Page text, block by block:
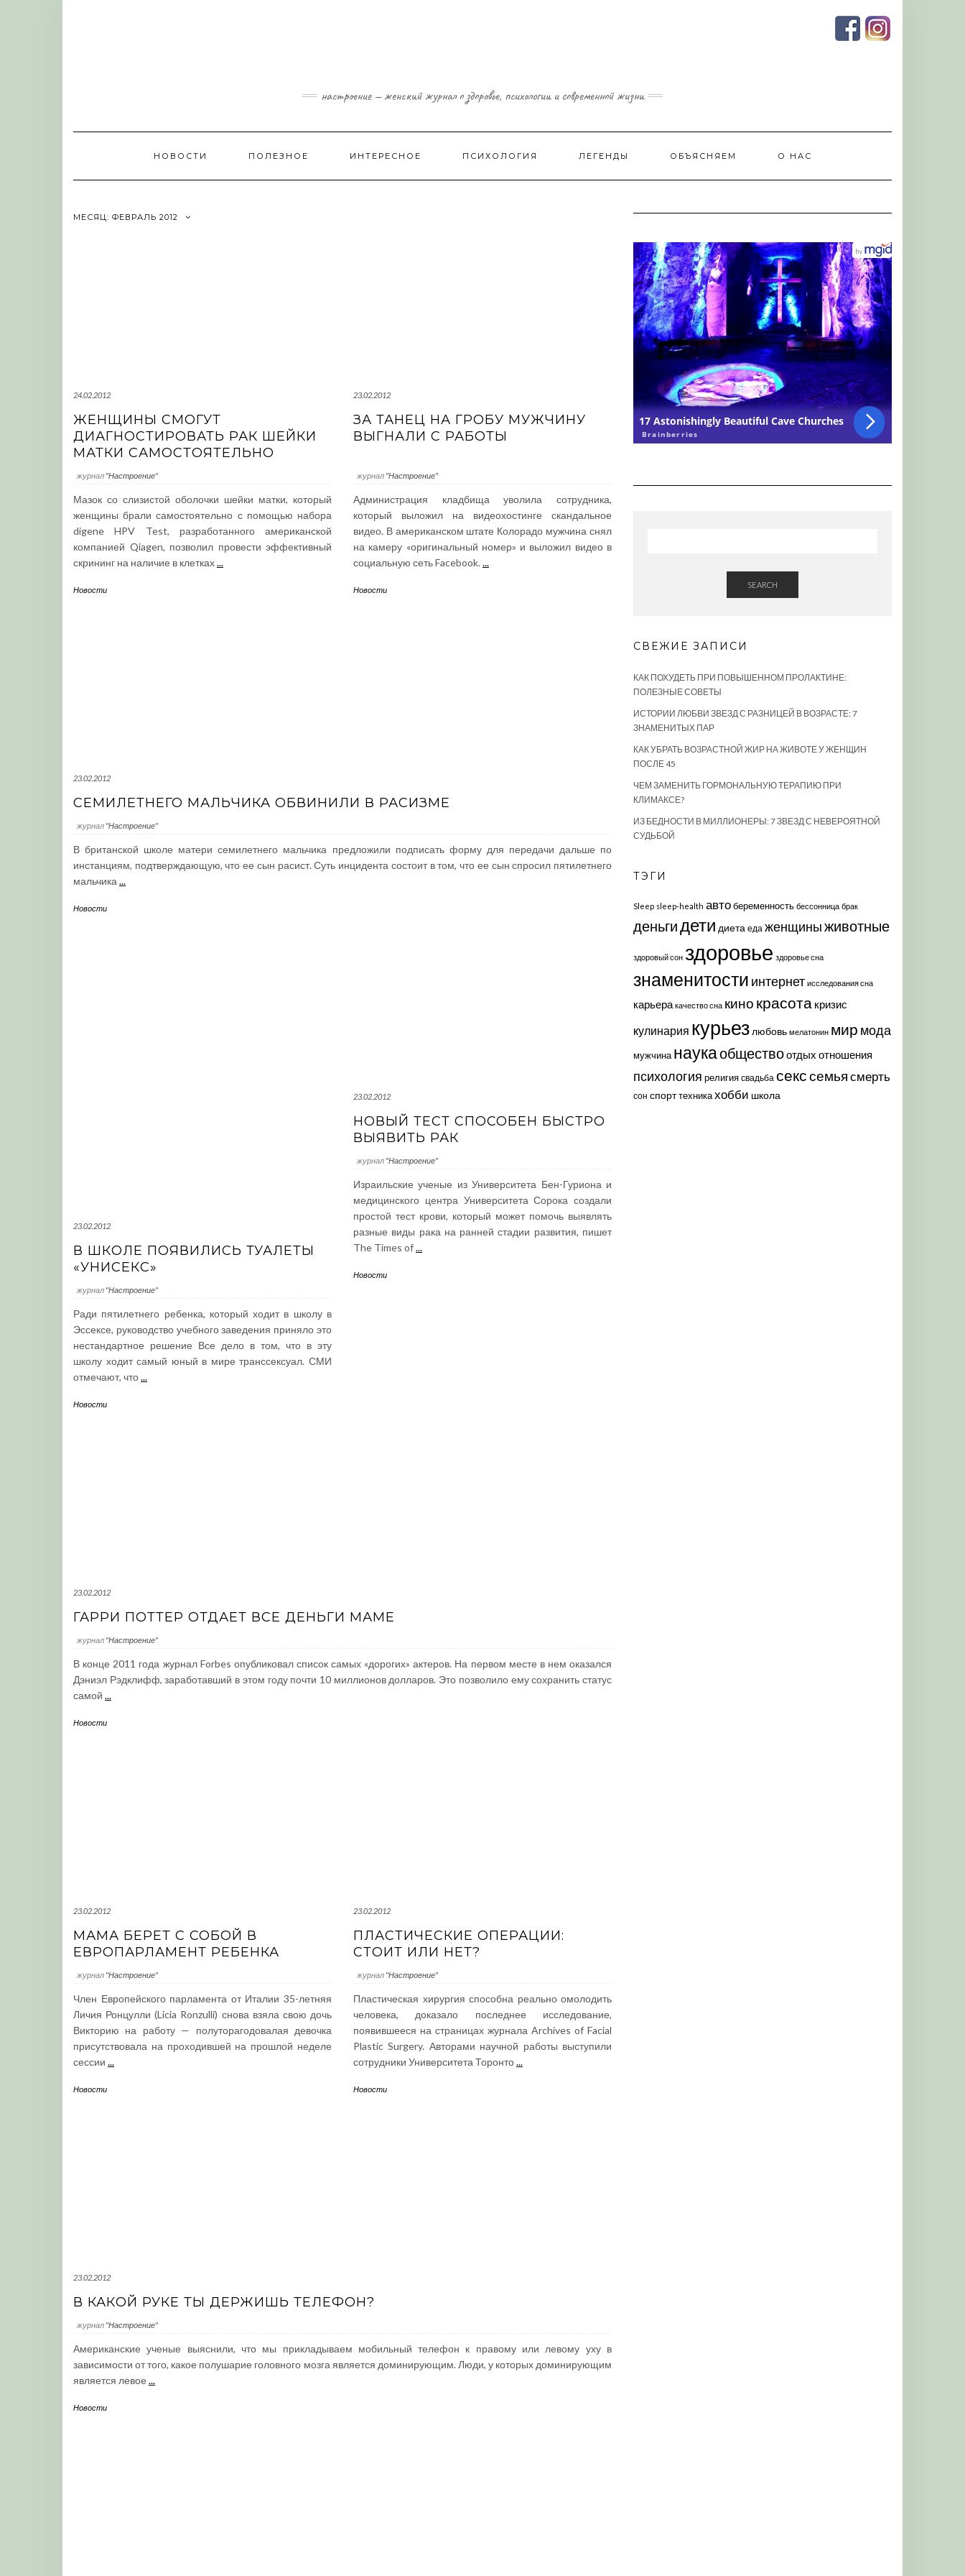
настроение — женский журнал о здоровье, психологии и современной жизни
НОВОСТИ ПОЛЕЗНОЕ ИНТЕРЕСНОЕ ПСИХОЛОГИЯ ЛЕГЕНДЫ ОБЪЯСНЯЕМ О НАС
МЕСЯЦ: ФЕВРАЛЬ 2012
24.02.2012
ЖЕНЩИНЫ СМОГУТ
ДИАГНОСТИРОВАТЬ РАК ШЕЙКИ
МАТКИ САМОСТОЯТЕЛЬНО
журнал "Настроение"
Мазок со слизистой оболочки шейки матки, который
женщины брали самостоятельно с помощью набора
digene HPV Test, разработанного американской
компанией Qiagen, позволил провести эффективный
скрининг на наличие в клетках...
Новости
23.02.2012
ЗА ТАНЕЦ НА ГРОБУ МУЖЧИНУ
ВЫГНАЛИ С РАБОТЫ
журнал "Настроение"
Администрация кладбища уволила сотрудника,
который выложил на видеохостинге скандальное
видео. В американском штате Колорадо мужчина снял
на камеру «оригинальный номер» и выложил видео в
социальную сеть Facebook....
Новости
23.02.2012
СЕМИЛЕТНЕГО МАЛЬЧИКА ОБВИНИЛИ В РАСИЗМЕ
журнал "Настроение"
В британской школе матери семилетнего мальчика предложили подписать форму для передачи дальше по
инстанциям, подтверждающую, что ее сын расист. Суть инцидента состоит в том, что ее сын спросил пятилетнего
мальчика ...
Новости
23.02.2012
В ШКОЛЕ ПОЯВИЛИСЬ ТУАЛЕТЫ
«УНИСЕКС»
журнал "Настроение"
Ради пятилетнего ребенка, который ходит в школу в
Эссексе, руководство учебного заведения приняло это
нестандартное решение Все дело в том, что в эту
школу ходит самый юный в мире транссексуал. СМИ
отмечают, что...
Новости
23.02.2012
НОВЫЙ ТЕСТ СПОСОБЕН БЫСТРО
ВЫЯВИТЬ РАК
журнал "Настроение"
Израильские ученые из Университета Бен-Гуриона и
медицинского центра Университета Сорока создали
простой тест крови, который может помочь выявлять
разные виды рака на ранней стадии развития, пишет
The Times of...
Новости
23.02.2012
ГАРРИ ПОТТЕР ОТДАЕТ ВСЕ ДЕНЬГИ МАМЕ
журнал "Настроение"
В конце 2011 года журнал Forbes опубликовал список самых «дорогих» актеров. На первом месте в нем оказался
Дэниэл Рэдклифф, заработавший в этом году почти 10 миллионов долларов. Это позволило ему сохранить статус
самой ...
Новости
23.02.2012
МАМА БЕРЕТ С СОБОЙ В
ЕВРОПАРЛАМЕНТ РЕБЕНКА
журнал "Настроение"
Член Европейского парламента от Италии 35-летняя
Личия Ронцулли (Licia Ronzulli) снова взяла свою дочь
Викторию на работу — полуторагодовалая девочка
присутствовала на проходившей на прошлой неделе
сессии ...
Новости
23.02.2012
ПЛАСТИЧЕСКИЕ ОПЕРАЦИИ:
СТОИТ ИЛИ НЕТ?
журнал "Настроение"
Пластическая хирургия способна реально омолодить
человека, доказало последнее исследование,
появившееся на страницах журнала Archives of Facial
Plastic Surgery. Авторами научной работы выступили
сотрудники Университета Торонто...
Новости
23.02.2012
В КАКОЙ РУКЕ ТЫ ДЕРЖИШЬ ТЕЛЕФОН?
журнал "Настроение"
Американские ученые выяснили, что мы прикладываем мобильный телефон к правому или левому уху в
зависимости от того, какое полушарие головного мозга является доминирующим. Люди, у которых доминирующим
является левое ...
Новости
SEARCH
СВЕЖИЕ ЗАПИСИ
КАК ПОХУДЕТЬ ПРИ ПОВЫШЕННОМ ПРОЛАКТИНЕ:
ПОЛЕЗНЫЕ СОВЕТЫ
ИСТОРИИ ЛЮБВИ ЗВЕЗД С РАЗНИЦЕЙ В ВОЗРАСТЕ: 7
ЗНАМЕНИТЫХ ПАР
КАК УБРАТЬ ВОЗРАСТНОЙ ЖИР НА ЖИВОТЕ У ЖЕНЩИН
ПОСЛЕ 45
ЧЕМ ЗАМЕНИТЬ ГОРМОНАЛЬНУЮ ТЕРАПИЮ ПРИ
КЛИМАКСЕ?
ИЗ БЕДНОСТИ В МИЛЛИОНЕРЫ: 7 ЗВЕЗД С НЕВЕРОЯТНОЙ
СУДЬБОЙ
ТЭГИ
Sleep sleep-health автобеременность бессонница брак
деньгидети диета еда женщиныживотные
здоровый сон здоровье здоровье сна
знаменитости интернет исследования сна
карьера качество сна кино красота кризис
кулинария курьез любовь мелатонин мир мода
мужчина наукаобществоотдых отношения
психология религия свадьба секссемья смерть
сон спорттехникахобби школа